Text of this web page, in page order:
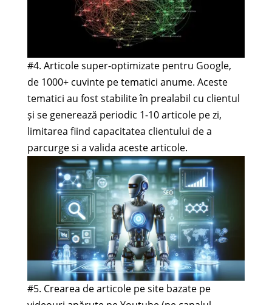
#4. Articole super-optimizate pentru Google,
de 1000+ cuvinte pe tematici anume. Aceste
tematici au fost stabilite în prealabil cu clientul
și se generează periodic 1-10 articole pe zi,
limitarea fiind capacitatea clientului de a
parcurge si a valida aceste articole.
#5. Crearea de articole pe site bazate pe